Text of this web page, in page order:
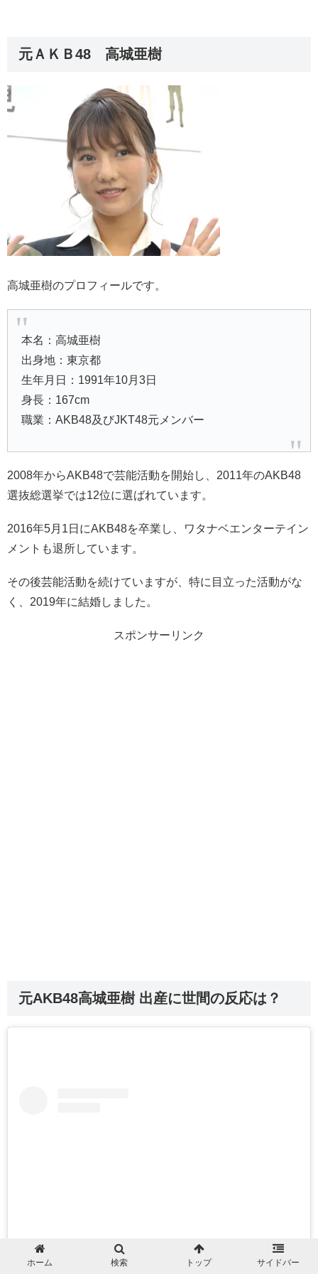
元ＡＫＢ48 高城亜樹
高城亜樹のプロフィールです。
本名：高城亜樹
出身地：東京都
生年月日：1991年10月3日
身長：167cm
職業：AKB48及びJKT48元メンバー
2008年からAKB48で芸能活動を開始し、2011年のAKB48
選抜総選挙では12位に選ばれています。
2016年5月1日にAKB48を卒業し、ワタナベエンターテイン
メントも退所しています。
その後芸能活動を続けていますが、特に目立った活動がな
く、2019年に結婚しました。
スポンサーリンク
元AKB48高城亜樹 出産に世間の反応は？
ホーム 検索 トップ サイドバー